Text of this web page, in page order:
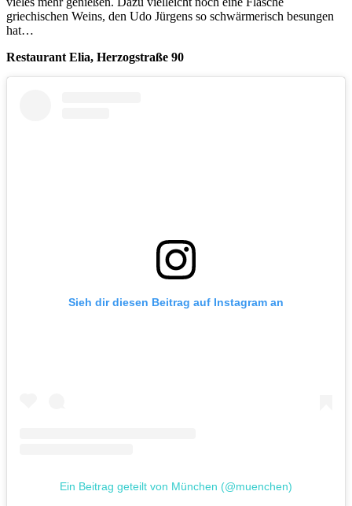
griechischen Weins, den Udo Jürgens so schwärmerisch besungen
hat…
Restaurant Elia, Herzogstraße 90
Sieh dir diesen Beitrag auf Instagram an
Ein Beitrag geteilt von München (@muenchen)